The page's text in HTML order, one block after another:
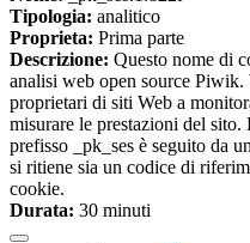
Tipologia: analitico
Proprieta: Prima parte
Descrizione: Questo nome di
analisi web open source
proprietari di siti Web a
misurare le prestazioni del
prefisso _pk_ses è seguito da
si ritiene sia un codice di
cookie.
Durata: 30 minuti